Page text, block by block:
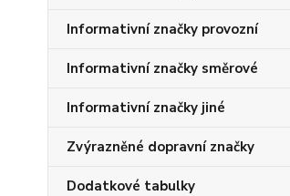
Informativní značky provozní
Informativní značky směrové
Informativní značky jiné
Zvýrazněné dopravní značky
Dodatkové tabulky